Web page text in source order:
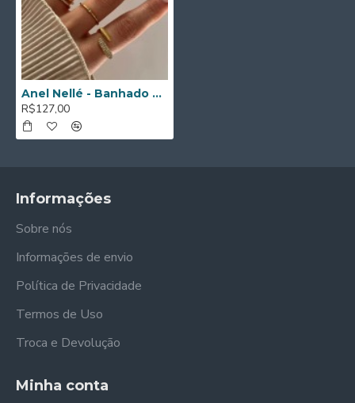
Anel Nellé - Banhado a ouro de 18K
R$127,00
Informações
Sobre nós
Informações de envio
Política de Privacidade
Termos de Uso
Troca e Devolução
Minha conta